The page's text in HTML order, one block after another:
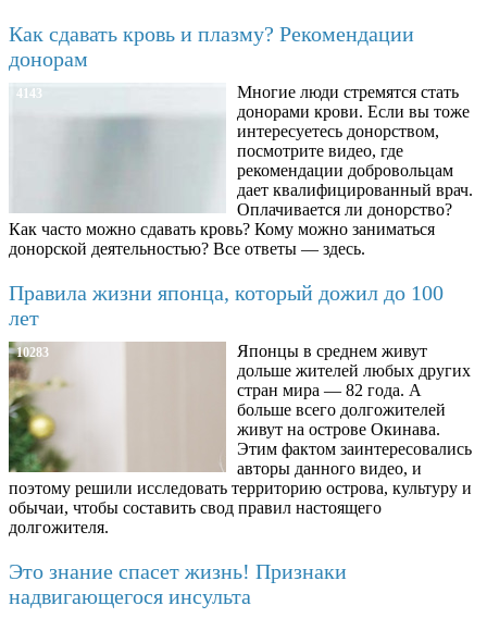
Как сдавать кровь и плазму? Рекомендации
донорам
4143
Многие люди стремятся стать
донорами крови. Если вы тоже
интересуетесь донорством,
посмотрите видео, где
рекомендации добровольцам
дает квалифицированный врач.
Оплачивается ли донорство?
Как часто можно сдавать кровь? Кому можно заниматься
донорской деятельностью? Все ответы — здесь.
Правила жизни японца, который дожил до 100
лет
10283
Японцы в среднем живут
дольше жителей любых других
стран мира — 82 года. А
больше всего долгожителей
живут на острове Окинава.
Этим фактом заинтересовались
авторы данного видео, и
поэтому решили исследовать территорию острова, культуру и
обычаи, чтобы составить свод правил настоящего
долгожителя.
Это знание спасет жизнь! Признаки
надвигающегося инсульта